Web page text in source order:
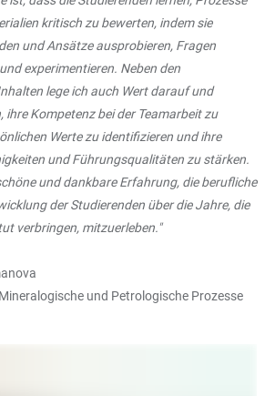
kritisch zu bewerten, indem sie
und Ansätze ausprobieren, Fragen
experimentieren. Neben den
lege ich auch Wert darauf und
ihre Kompetenz bei der Teamarbeit zu
Werte zu identifizieren und ihre
und Führungsqualitäten zu stärken.
und dankbare Erfahrung, die berufliche
der Studierenden über die Jahre, die
verbringen, mitzuerleben."
und Petrologische Prozesse